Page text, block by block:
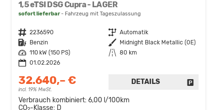
1,5 eTSI DSG Cupra - LAGER
sofort lieferbar Fahrzeug mit Tageszulassung
Fahrzeugnr. 2236590 Getriebe Automatik
Kraftstoff
Benzin Außenfarbe
Midnight Black Metallic (0E)
Leistung
110 kW (150 PS) Kilometerstand
80 km
01.02.2026
32.640,– €
incl. 19% MwSt.
DETAILS
Verbrauch kombiniert: 6,00 l/100km
CO -Klasse: D